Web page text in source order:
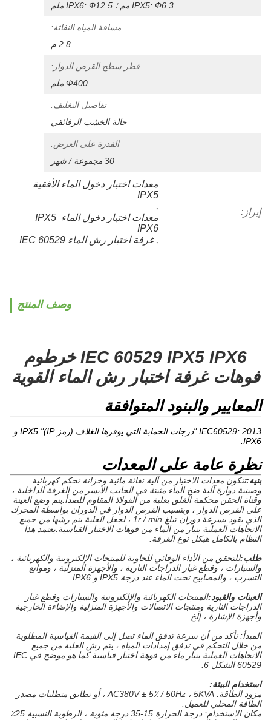
IPX5: Ф6.3 مم ؛ IPX6: Ф12.5 ملم
مسافة المياه النفاثة:
2.8 م
قطر سطح القرص الدوار:
Φ400 ملم
تفاصيل التغليف:
حالة الخشب الرقائقي
القدرة على العرض:
30 مجموعة / شهر
إبراز:
معدات اختبار دخول الماء الأفقية
IPX5
,
معدات اختبار دخول الماء IPX5
IPX6
, غرفة اختبار رش الماء IEC 60529
وصف المنتج
IEC 60529 IPX5 IPX6 خرطوم
فوهات غرفة اختبار رش الماء القوية
المعايير والبنود المتوافقة
IEC60529: 2013 "درجات الحماية التي يوفرها الغلاف (رمز IP)" IPX5 و
IPX6.
نظرة عامة على المعدات
بنية:تتكون معدات الاختبار من آلية نفاثة مائية وخزانة تحكم كهربائية
وصينية دوارة.آلية ضخ الماء مثبتة في الجانب الأيسر من الغرفة الداخلية ،
وقناة الحقن محكمة الغلق بعلبة من الفولاذ المقاوم للصدأ.يتم وضع العينة
على القرص الدوار ، ويتسبب القرص الدوار في الدوران بواسطة المحرك
الذي يقود بسرعة دوران تبلغ 1r / min ، لجعل العلبة يتم رشها من جميع
الاتجاهات العملية بتيار من الماء من فوهات الاختبار القياسية.يعتمد هذا
النظام بالكامل هيكل نوع الغرفة.
طلب:للتحقق من الأداء الوقائي للحاوية للمنتجات الإلكترونية والكهربائية ،
والسيارات ، وقطع غيار الدراجات النارية ، والأجهزة المنزلية ، وموانع
التسرب ، والمصابيح تحت الماء عند درجة IPX5 و IPX6.
العينات والقيود:المنتجات الكهربائية والإلكترونية والسيارات وقطع غيار
الدراجات النارية ومنتجات الاتصالات والأجهزة المنزلية والإضاءة الخارجية
وأجهزة الإشارة ، إلخ
المبدأ: تأكد من أن سرعة تدفق الماء تصل إلى القيمة القياسية المطلوبة
من خلال التحكم في تدفق إمدادات المياه ، يتم رش العلبة من جميع
الاتجاهات العملية بتيار ماء من فوهة اختبار قياسية كما هو موضح في IEC
60529 الشكل 6.
استخدام البيئة:
مزود الطاقة: AC380V ± 5٪ / 50Hz ، 5KVA ، أو تطابق متطلبات مصدر
الطاقة المحلي للعميل.
مكان الاستخدام: درجة الحرارة 15-35 درجة مئوية ، الرطوبة النسبية 25٪